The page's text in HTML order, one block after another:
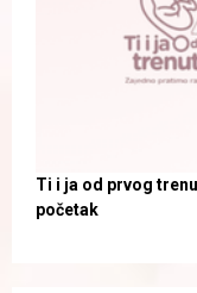
Ti i ja od prvog
početak